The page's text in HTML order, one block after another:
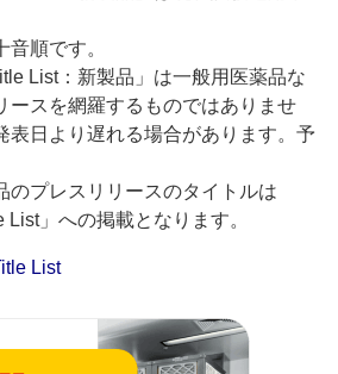
音順です。
List：新製品」は一般用医薬品な
ースを網羅するものではありませ
表日より遅れる場合があります。予
のプレスリリースのタイトルは
List」への掲載となります。
List